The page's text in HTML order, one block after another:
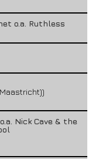
o.a. Ruthless
Nick Cave & the